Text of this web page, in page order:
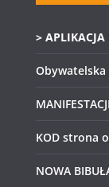
>
KOD strona
NOWA